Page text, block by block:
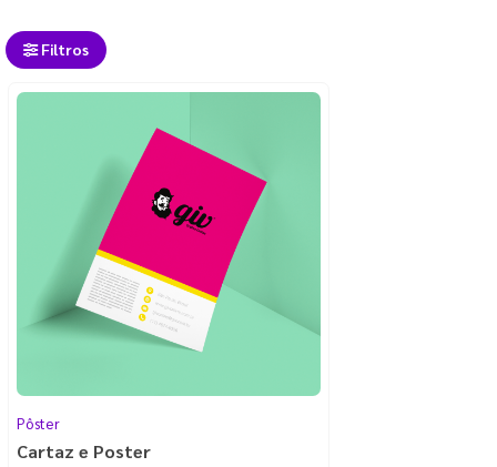
Filtros
Pôster
Cartaz e Poster